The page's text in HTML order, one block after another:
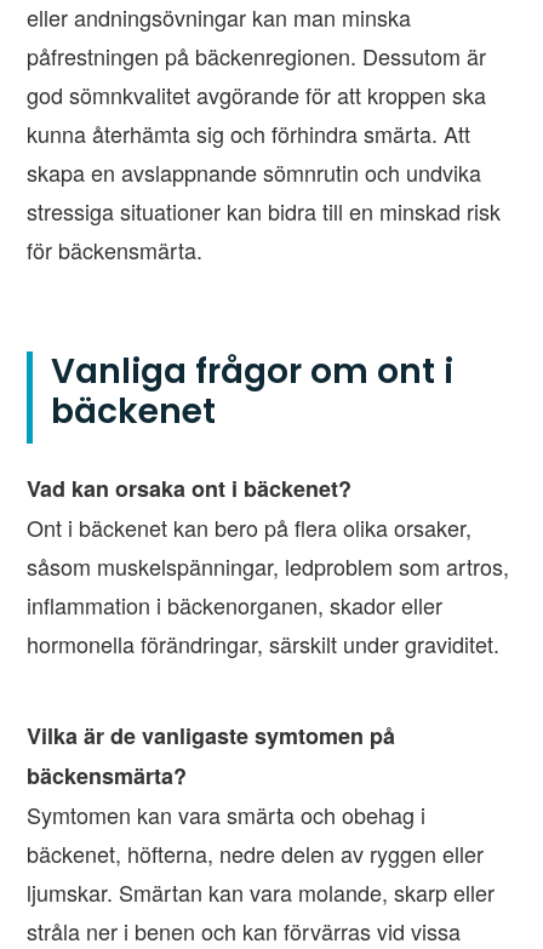
eller andningsövningar kan man minska
påfrestningen på bäckenregionen. Dessutom är
god sömnkvalitet avgörande för att kroppen ska
kunna återhämta sig och förhindra smärta. Att
skapa en avslappnande sömnrutin och undvika
stressiga situationer kan bidra till en minskad risk
för bäckensmärta.
Vanliga frågor om ont i
bäckenet
Vad kan orsaka ont i bäckenet?
Ont i bäckenet kan bero på flera olika orsaker,
såsom muskelspänningar, ledproblem som artros,
inflammation i bäckenorganen, skador eller
hormonella förändringar, särskilt under graviditet.
Vilka är de vanligaste symtomen på
bäckensmärta?
Symtomen kan vara smärta och obehag i
bäckenet, höfterna, nedre delen av ryggen eller
ljumskar. Smärtan kan vara molande, skarp eller
stråla ner i benen och kan förvärras vid vissa